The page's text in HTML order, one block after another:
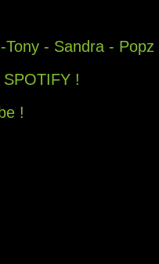
- Sandra - Popz
!
!